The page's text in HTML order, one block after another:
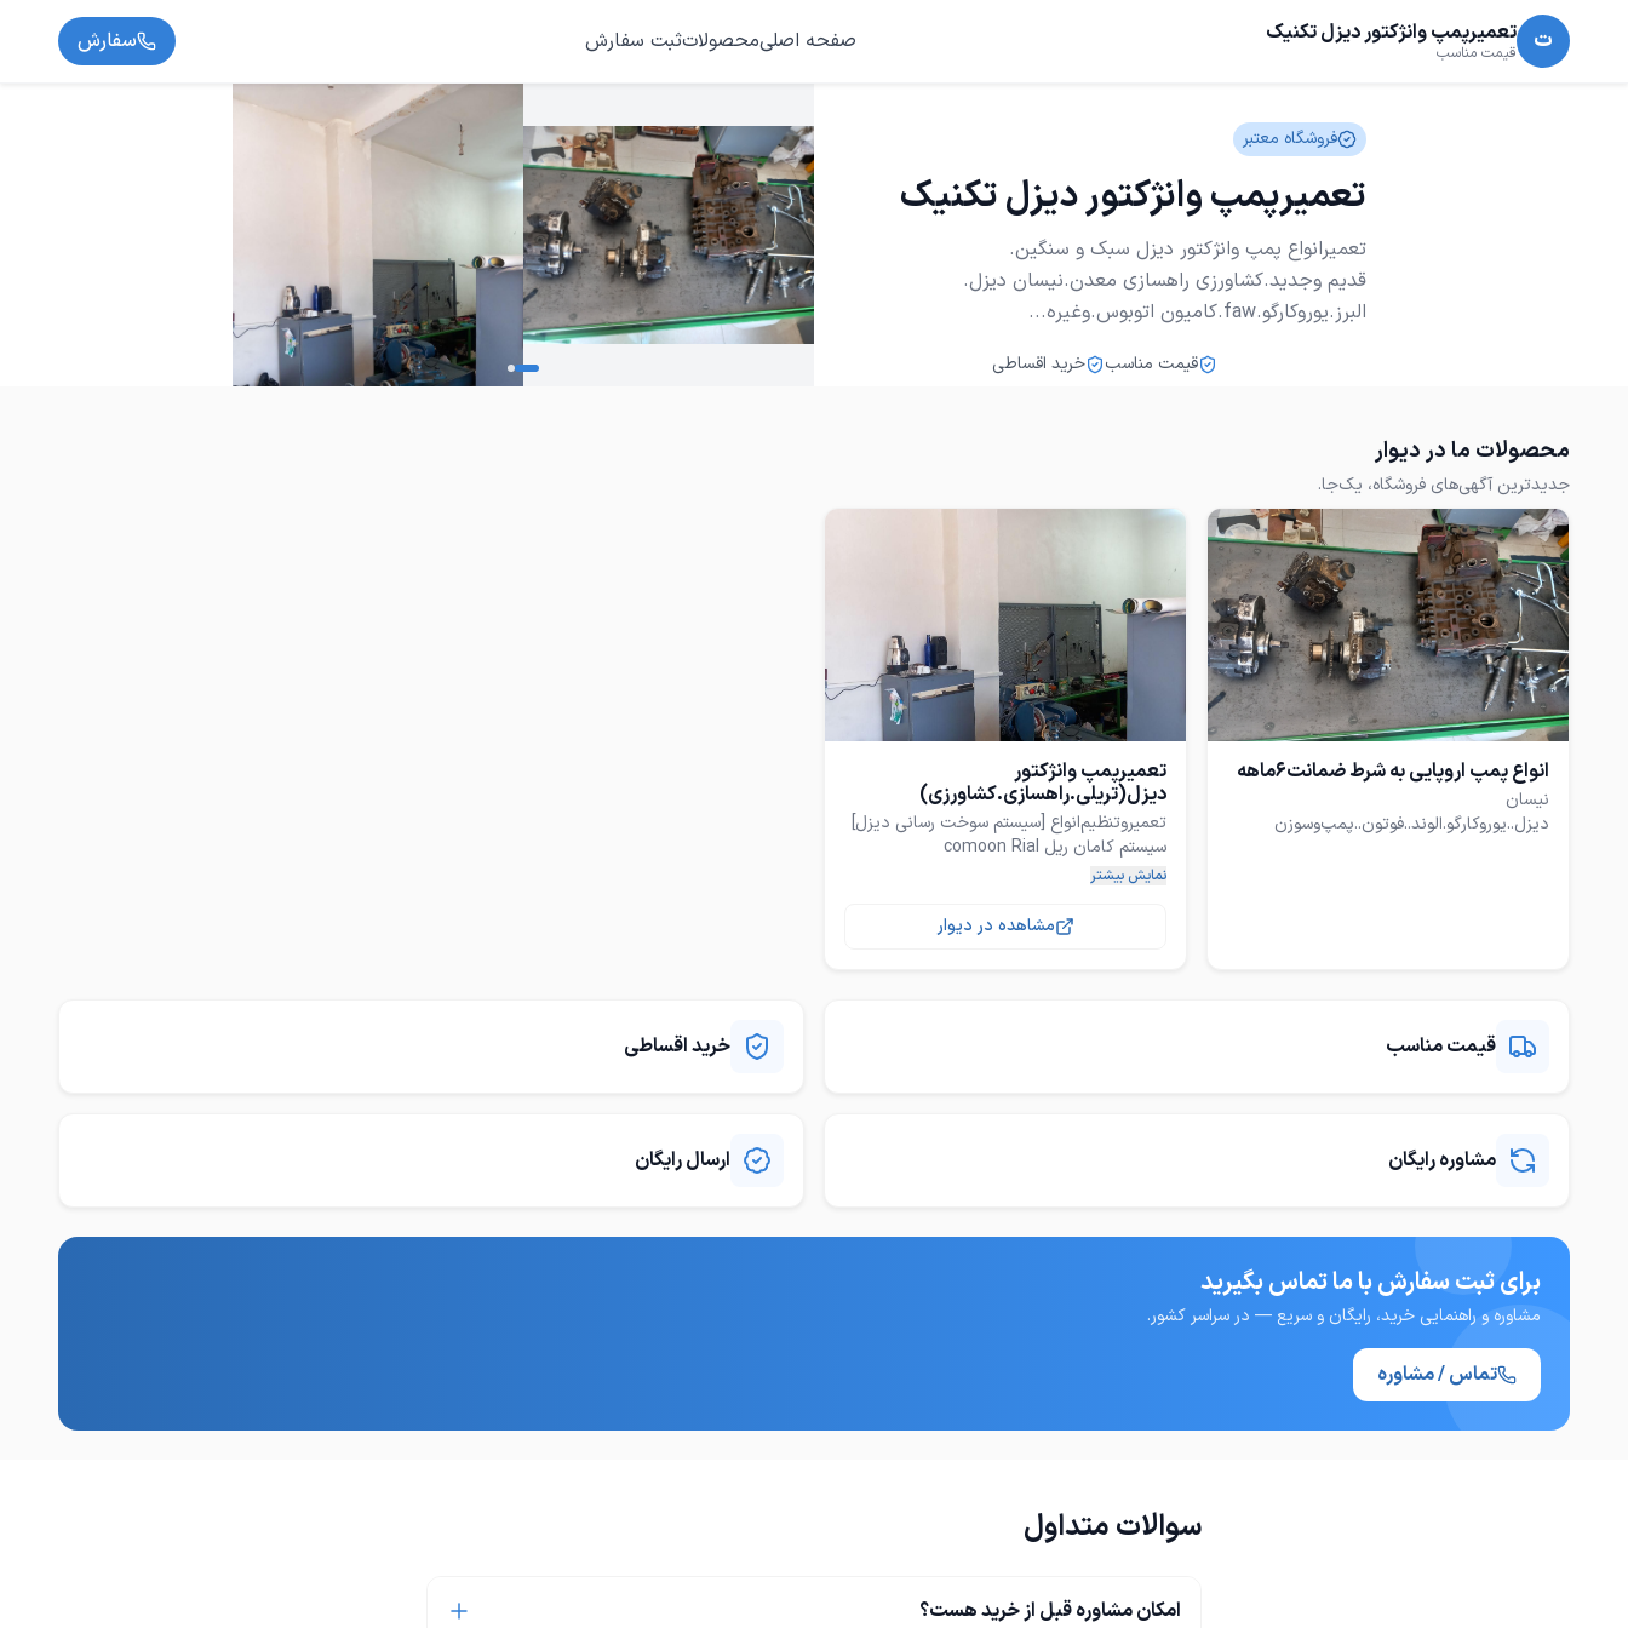
ت تعمیرپمپ وانژکتور دیزل تکنیک
قیمت مناسب صفحه اصلیمحصولاتثبت سفارش سفارش
فروشگاه معتبر
تعمیرپمپ وانژکتور دیزل تکنیک
البرز.یوروکارگو.faw.کامیون اتوبوس.وغیره...
قیمت مناسب خرید اقساطی
محصولات ما در دیوار
جدیدترین آگهی‌های فروشگاه، یک‌جا.
انواع پمپ اروپایی به شرط ضمانت6ماهه
نیسان
دیزل..یوروکارگو.الوند..فوتون..پمپ‌وسوزن
تعمیرپمپ وانژکتور
دیزل(تریلی.راهسازی.کشاورزی)
تن.خاور.بادسان.ایسوزو.وغیره....پمپ وسوزن
نمایش بیشتر
مشاهده در دیوار
قیمت مناسب خرید اقساطی
مشاوره رایگان ارسال رایگان
برای ثبت سفارش با ما تماس بگیرید
مشاوره و راهنمایی خرید، رایگان و سریع — در سراسر کشور.
تماس / مشاوره
سوالات متداول
امکان مشاوره قبل از خرید هست؟